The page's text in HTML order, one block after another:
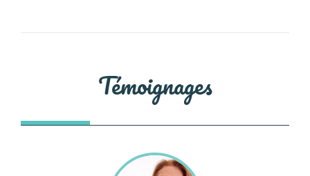
Témoignages